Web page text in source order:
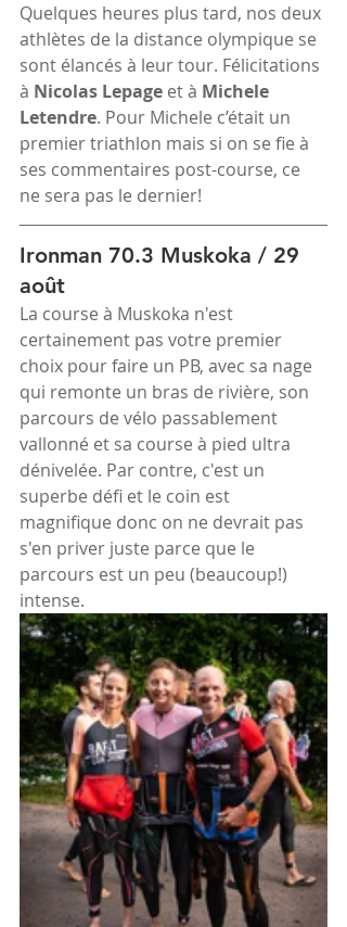
Quelques heures plus tard, nos deux
athlètes de la distance olympique se
sont élancés à leur tour. Félicitations
à Nicolas Lepage et à Michele
Letendre. Pour Michele c’était un
premier triathlon mais si on se fie à
ses commentaires post-course, ce
ne sera pas le dernier!
Ironman 70.3 Muskoka / 29
août
La course à Muskoka n'est
certainement pas votre premier
choix pour faire un PB, avec sa nage
qui remonte un bras de rivière, son
parcours de vélo passablement
vallonné et sa course à pied ultra
dénivelée. Par contre, c'est un
superbe défi et le coin est
magnifique donc on ne devrait pas
s'en priver juste parce que le
parcours est un peu (beaucoup!)
intense.